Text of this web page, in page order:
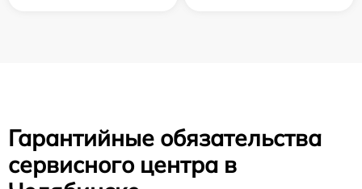
Гарантийные обязательства
сервисного центра в